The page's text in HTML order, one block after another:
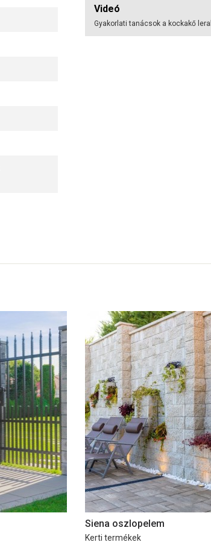
Videó
Gyakorlati tanácsok a kockakő
Siena oszlopelem
Kerti termékek